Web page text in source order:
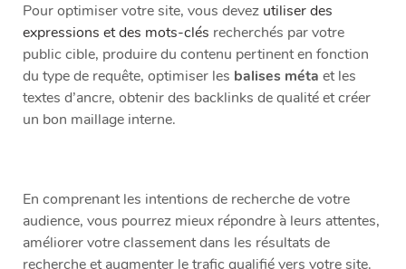
Pour optimiser votre site, vous devez utiliser des
expressions et des mots-clés recherchés par votre
public cible, produire du contenu pertinent en fonction
du type de requête, optimiser les balises méta et les
textes d’ancre, obtenir des backlinks de qualité et créer
un bon maillage interne.
En comprenant les intentions de recherche de votre
audience, vous pourrez mieux répondre à leurs attentes,
améliorer votre classement dans les résultats de
recherche et augmenter le trafic qualifié vers votre site.